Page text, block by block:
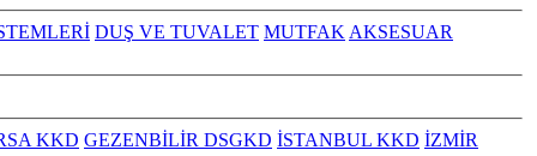
DUŞ VE TUVALET MUTFAK AKSESUAR
KKD GEZENBİLİR DSGKD İSTANBUL KKD İZMİR